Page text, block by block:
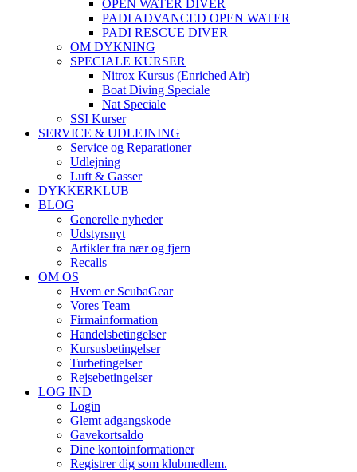
OPEN WATER DIVER
PADI ADVANCED OPEN WATER
PADI RESCUE DIVER
OM DYKNING
SPECIALE KURSER
Nitrox Kursus (Enriched Air)
Boat Diving Speciale
Nat Speciale
SSI Kurser
SERVICE & UDLEJNING
Service og Reparationer
Udlejning
Luft & Gasser
DYKKERKLUB
BLOG
Generelle nyheder
Udstyrsnyt
Artikler fra nær og fjern
Recalls
OM OS
Hvem er ScubaGear
Vores Team
Firmainformation
Handelsbetingelser
Kursusbetingelser
Turbetingelser
Rejsebetingelser
LOG IND
Login
Glemt adgangskode
Gavekortsaldo
Dine kontoinformationer
Registrer dig som klubmedlem.